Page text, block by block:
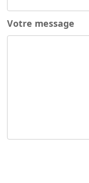
Votre message